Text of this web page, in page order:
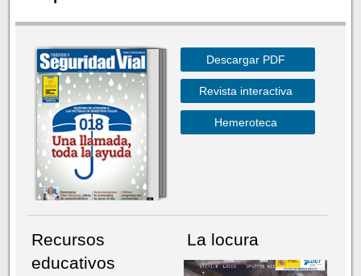
Descargar PDF
Revista interactiva
Hemeroteca
Recursos
educativos
La locura